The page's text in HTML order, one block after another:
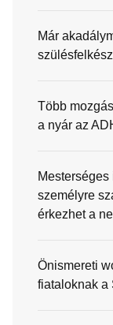
Már
Több
a nyár az
személyre
érkezhet a
Önismereti
fiataloknak a